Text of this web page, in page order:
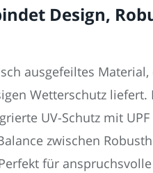
Design,
ausgefeiltes
Wetterschutz
UV-Schutz mit
zwischen
für